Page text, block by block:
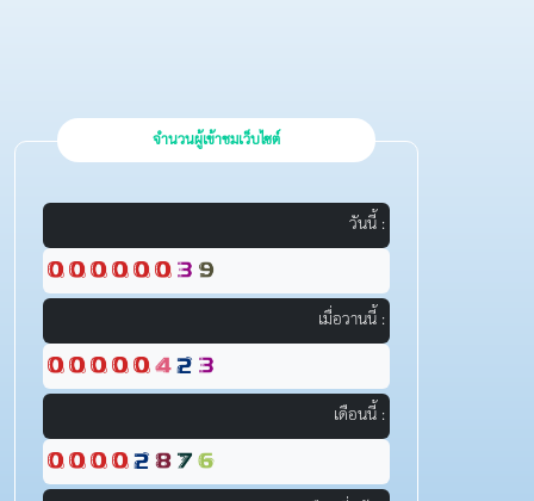
จำนวนผู้เข้าชมเว็บไซต์
วันนี้ :
เมื่อวานนี้ :
เดือนนี้ :